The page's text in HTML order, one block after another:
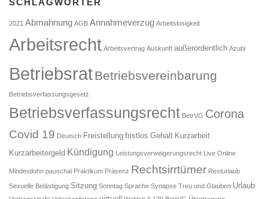
2021 Abmahnung AGB Annahmeverzug Arbeitslosigkeit
Arbeitsrecht Arbeitsvertrag Auskunft außerordentlich Azubi
BetriebsratBetriebsvereinbarung
Betriebsverfassungsgesetz
Betriebsverfassungsrecht BetrVG Corona
Covid 19 Deutsch Freistellung fristlos Gehalt Kurzarbeit
Kurzarbeitergeld Kündigung Leistungsverweigerungsrecht Live Online
Mindestlohn pauschal Praktikum Präsenz Rechtsirrtümer Resturlaub
Sexuelle Belästigung Sitzung Sonntag Sprache Synapse Treu und Glauben Urlaub